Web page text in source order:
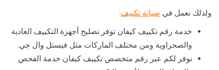
ولذلك نعمل في صيانة تكييف:
خدمة رقم تكييف كيفان توفر تصليح أجهزة التكييف العادية
والصحراوية ومن مختلف الماركات مثل فيستل وال جي.
نوفر لكم عبر رقم متخصص تكييف كيفان خدمة الفحص